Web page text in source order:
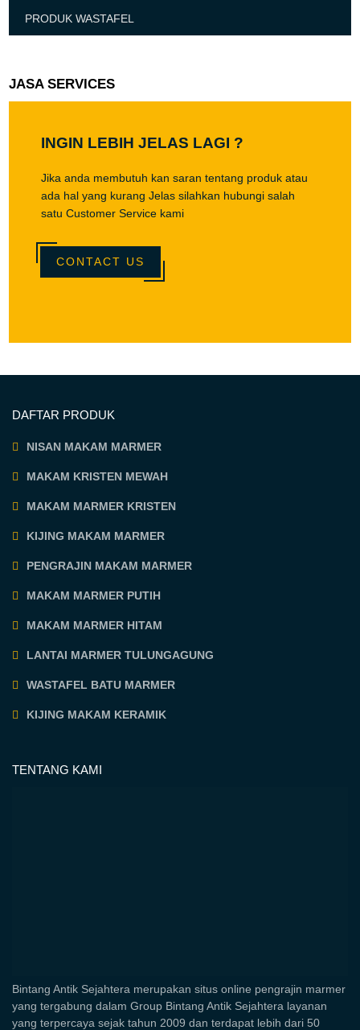
PRODUK WASTAFEL
JASA SERVICES
INGIN LEBIH JELAS LAGI ?
Jika anda membutuh kan saran tentang produk atau
ada hal yang kurang Jelas silahkan hubungi salah
satu Customer Service kami
CONTACT US
DAFTAR PRODUK
NISAN MAKAM MARMER
MAKAM KRISTEN MEWAH
MAKAM MARMER KRISTEN
KIJING MAKAM MARMER
PENGRAJIN MAKAM MARMER
MAKAM MARMER PUTIH
MAKAM MARMER HITAM
LANTAI MARMER TULUNGAGUNG
WASTAFEL BATU MARMER
KIJING MAKAM KERAMIK
TENTANG KAMI
Bintang Antik Sejahtera merupakan situs online pengrajin marmer
yang tergabung dalam Group Bintang Antik Sejahtera layanan
yang terpercaya sejak tahun 2009 dan terdapat lebih dari 50